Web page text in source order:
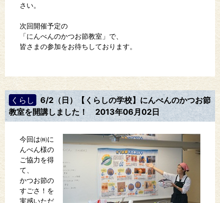
さい。
次回開催予定の
「にんべんのかつお節教室」で、
皆さまの参加をお待ちしております。
くらし
6/2（日）【くらしの学校】にんべんのかつお節
教室を開講しました！
2013年06月02日
今回は㈱に
んべん様の
ご協力を得
て、
かつお節の
すごさ！を
実感いただ